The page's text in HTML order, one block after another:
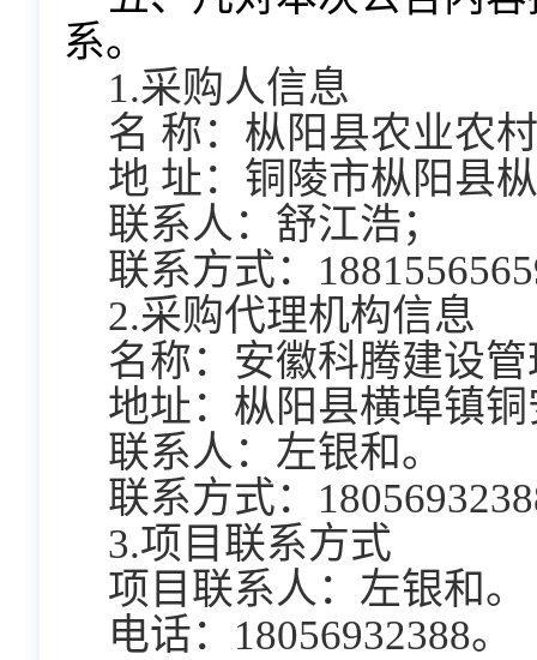
系。
1.采购人信息
名 称：枞阳县农业农
地 址：铜陵市枞阳县
联系人：舒江浩；
联系方式：
2.采购代理机构信息
名称： 安徽科腾建设
地址： 枞阳县横埠镇
联系人： 左银和。
联系方式：
3.项目联系方式
项目联系人： 左银和。
电话： 18056932388。